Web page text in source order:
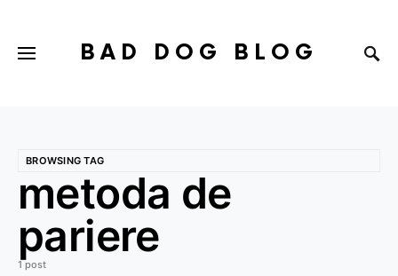
BAD DOG BLOG
BROWSING TAG
metoda de
pariere
1 post